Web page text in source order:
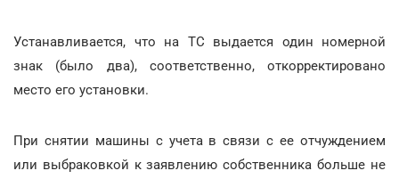
Устанавливается, что на ТС выдается один номерной
знак (было два), соответственно, откорректировано
место его установки.
При снятии машины с учета в связи с ее отчуждением
или выбраковкой к заявлению собственника больше не